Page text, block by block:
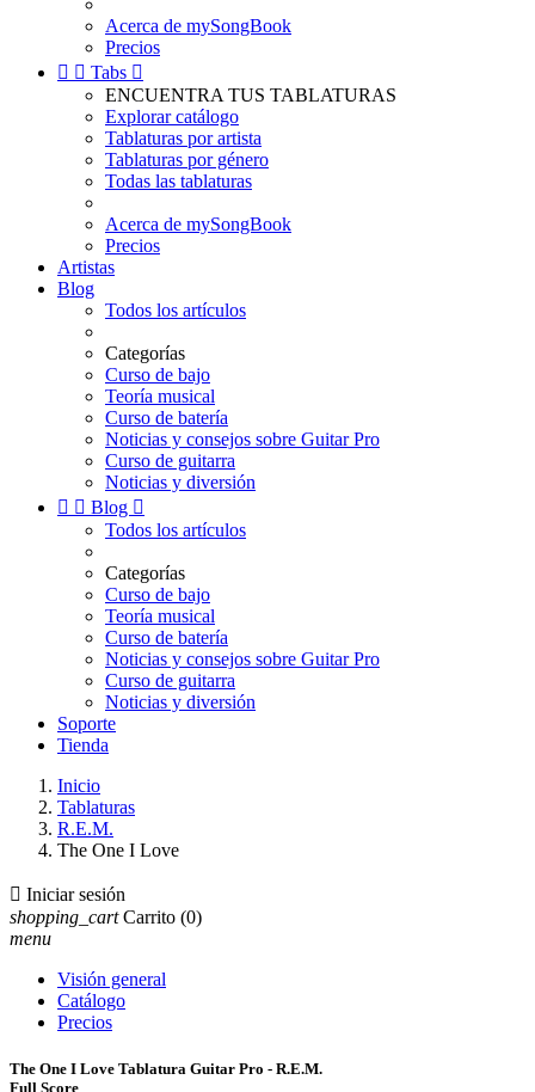
Acerca de mySongBook
Precios
  Tabs 
ENCUENTRA TUS TABLATURAS
Explorar catálogo
Tablaturas por artista
Tablaturas por género
Todas las tablaturas
Acerca de mySongBook
Precios
Artistas
Blog
Todos los artículos
Categorías
Curso de bajo
Teoría musical
Curso de batería
Noticias y consejos sobre Guitar Pro
Curso de guitarra
Noticias y diversión
  Blog 
Todos los artículos
Categorías
Curso de bajo
Teoría musical
Curso de batería
Noticias y consejos sobre Guitar Pro
Curso de guitarra
Noticias y diversión
Soporte
Tienda
Inicio
Tablaturas
R.E.M.
The One I Love
 Iniciar sesión
shopping_cart Carrito (0)
menu
Visión general
Catálogo
Precios
The One I Love Tablatura Guitar Pro - R.E.M.
Full Score